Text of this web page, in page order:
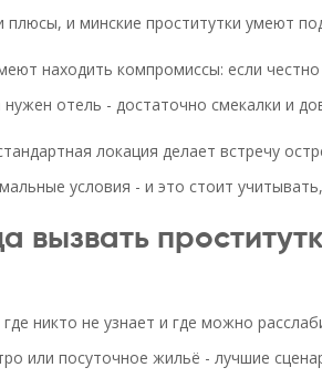
плюсы, и минские проститутки умеют
находить компромиссы: если
нужен отель - достаточно смекалки и
локация делает встречу
условия - и это стоит
вызвать
никто не узнает и где можно
или посуточное жильё - лучшие